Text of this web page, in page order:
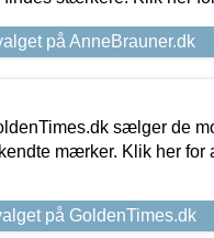
på AnneBrauner.dk
sælger de
mærker. Klik her for
på GoldenTimes.dk